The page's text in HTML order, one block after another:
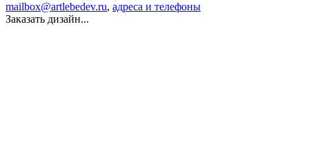
mailbox@artlebedev.ru, адреса и телефоны
Заказать дизайн...